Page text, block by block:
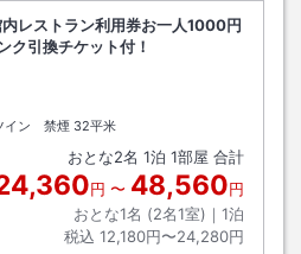
内レストラン利用券お一人1000円
ク引換チケット付！
イン 禁煙 32平米
おとな2名 1泊 1部屋 合計
円 〜 48,560円
おとな1名 (2名1室)｜ 1泊
税込 12,180円〜24,280円